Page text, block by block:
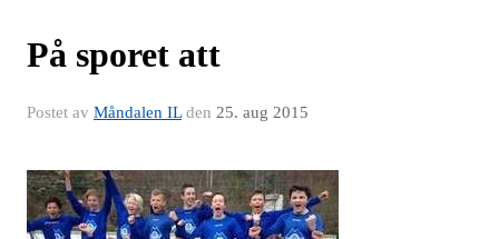
På sporet att
Postet av Måndalen ILden 25. aug 2015